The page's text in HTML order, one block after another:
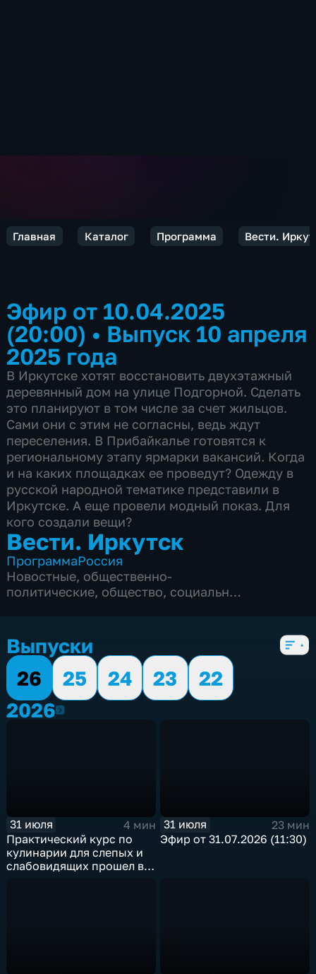
Главная Каталог Программа Вести.
Эфир от 10.04.2025
(20:00) • Выпуск 10 апреля
2025 года
В Иркутске хотят восстановить двухэтажный
деревянный дом на улице Подгорной. Сделать
это планируют в том числе за счет жильцов.
Сами они с этим не согласны, ведь ждут
переселения. В Прибайкалье готовятся к
региональному этапу ярмарки вакансий. Когда
и на каких площадках ее проведут? Одежду в
русской народной тематике представили в
Иркутске. А еще провели модный показ. Для
кого создали вещи?
Вести. Иркутск
ПрограммаРоссия
Новостные, общественно-
политические, общество, социально-
Выпуски
26
25 24 23
22
20262026
31 июля
4 мин
Практический курс по
кулинарии для слепых и
слабовидящих прошел в
31 июля
23 мин
Эфир от 31.07.2026 (11:30)